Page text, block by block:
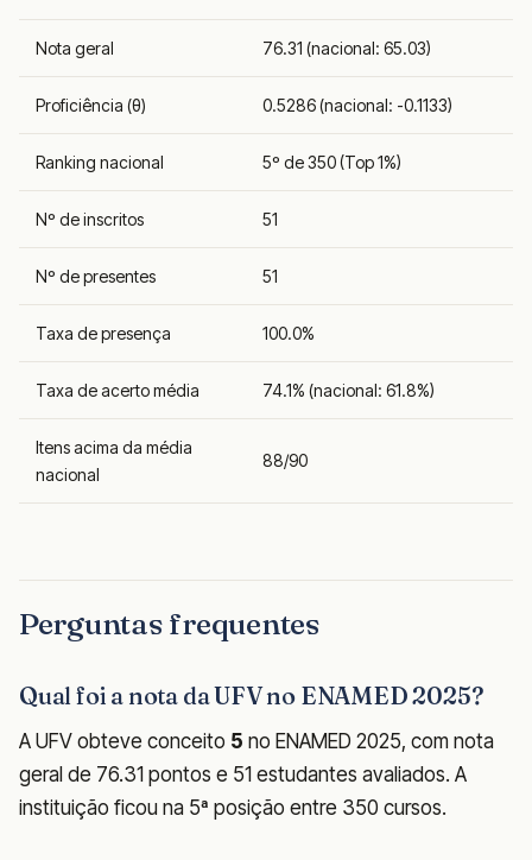
Nota geral 76.31 (nacional: 65.03)
Proficiência (θ) 0.5286 (nacional: -0.1133)
Ranking nacional 5º de 350 (Top 1%)
Nº de inscritos 51
Nº de presentes 51
Taxa de presença 100.0%
Taxa de acerto média 74.1% (nacional: 61.8%)
Itens acima da média
nacional
88/90
Perguntas frequentes
Qual foi a nota da UFV no ENAMED 2025?
A UFV obteve conceito 5 no ENAMED 2025, com nota
geral de 76.31 pontos e 51 estudantes avaliados. A
instituição ficou na 5ª posição entre 350 cursos.